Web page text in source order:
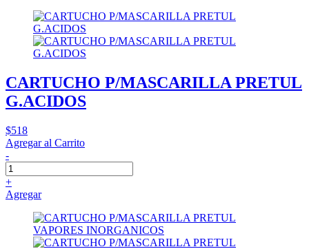
CARTUCHO P/MASCARILLA PRETUL
G.ACIDOS
$518
Agregar al Carrito
-
+
Agregar